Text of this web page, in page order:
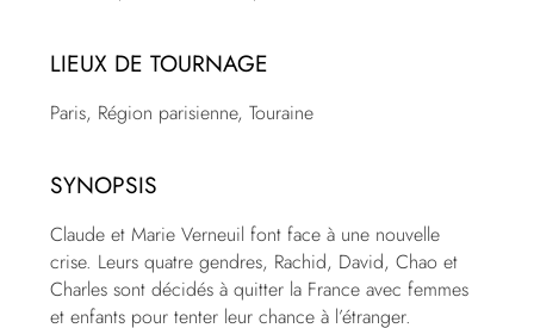
LIEUX DE TOURNAGE
Paris, Région parisienne, Touraine
SYNOPSIS
Claude et Marie Verneuil font face à une nouvelle
crise. Leurs quatre gendres, Rachid, David, Chao et
Charles sont décidés à quitter la France avec femmes
et enfants pour tenter leur chance à l’étranger.